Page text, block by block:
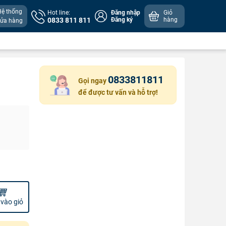
thống
hàng
Hot line:
0833 811 811
Đăng nhập
Đăng ký
Giỏ
hàng
giỏ
Gọi ngay 0833811811
để được tư vấn và hỗ trợ!